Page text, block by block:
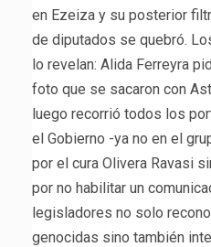
en Ezeiza y su posterior
de diputados se quebró.
lo revelan: Alida Ferreyra
foto que se sacaron con
luego recorrió todos los
el Gobierno -ya no en el
por el cura Olivera Ravasi
por no habilitar un
legisladores no solo
genocidas sino también